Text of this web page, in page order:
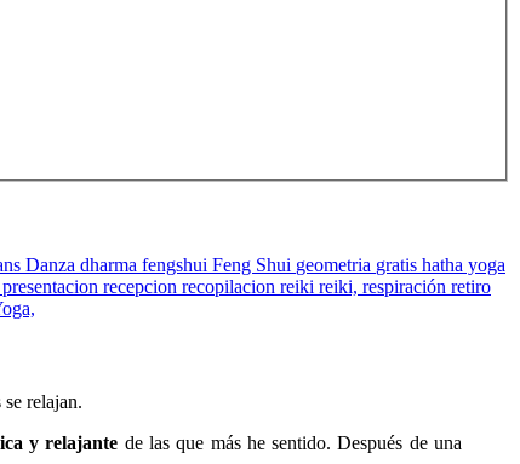
Danza dharma fengshui Feng Shui geometria gratis hatha yoga
presentacion recepcion recopilacion reiki reiki, respiración retiro
relajan.
y relajante de las que más he sentido. Después de una